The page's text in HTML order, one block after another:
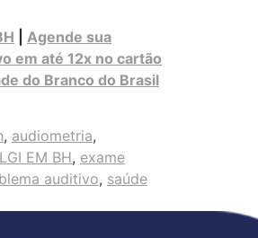
Agende sua
em até 12x no cartão
do Branco do Brasil
, audiometria,
EM BH, exame
auditivo, saúde